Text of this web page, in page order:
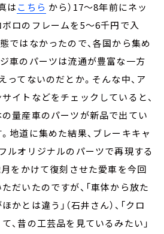
はこちら から）17～8年前にネッ
ロのフレームを5～6千円で入
ではなかったので、各国から集め
車のパーツは流通が豊富な一方
ってないのだとか。そんな中、ア
イトなどをチェックしていると、
量産車のパーツが新品で出てい
地道に集めた結果、ブレーキキャ
ルオリジナルのパーツで再現する
をかけて復刻させた愛車を今回
だいたのですが、「車体から放た
とは違う」（石井さん）、「クロ
、昔の工芸品を見ているみたい」